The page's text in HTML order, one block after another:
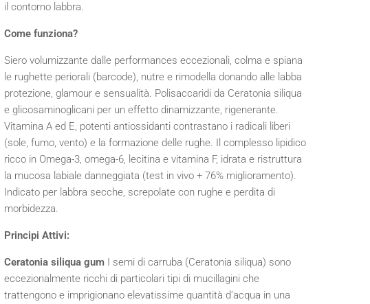
il contorno labbra.
Come funziona?
Siero volumizzante dalle performances eccezionali, colma e spiana
le rughette periorali (barcode), nutre e rimodella donando alle labba
protezione, glamour e sensualità. Polisaccaridi da Ceratonia siliqua
e glicosaminoglicani per un effetto dinamizzante, rigenerante.
Vitamina A ed E, potenti antiossidanti contrastano i radicali liberi
(sole, fumo, vento) e la formazione delle rughe. Il complesso lipidico
ricco in Omega-3, omega-6, lecitina e vitamina F, idrata e ristruttura
la mucosa labiale danneggiata (test in vivo + 76% miglioramento).
Indicato per labbra secche, screpolate con rughe e perdita di
morbidezza.
Principi Attivi:
Ceratonia siliqua gum I semi di carruba (Ceratonia siliqua) sono
eccezionalmente ricchi di particolari tipi di mucillagini che
trattengono e imprigionano elevatissime quantità d’acqua in una